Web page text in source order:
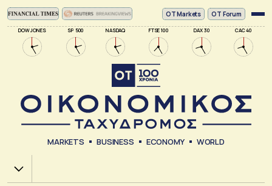
DOW JONES SP 500 NASDAQ FTSE 100 DAX 30 CAC 40
ΟΤ Markets OT Forum
MARKETS BUSINESS ECONOMY WORLD
Χ.Α.